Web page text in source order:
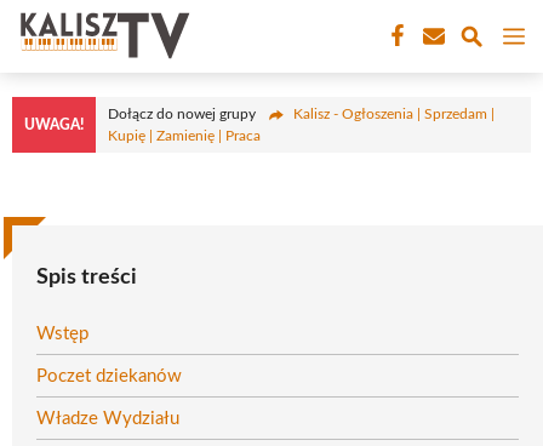
Przejdź
treści
UWAGA!
Dołącz do nowej grupy
Kalisz - Ogłoszenia | Sprzedam |
Kupię | Zamienię | Praca
Spis treści
Wstęp
Poczet dziekanów
Władze Wydziału